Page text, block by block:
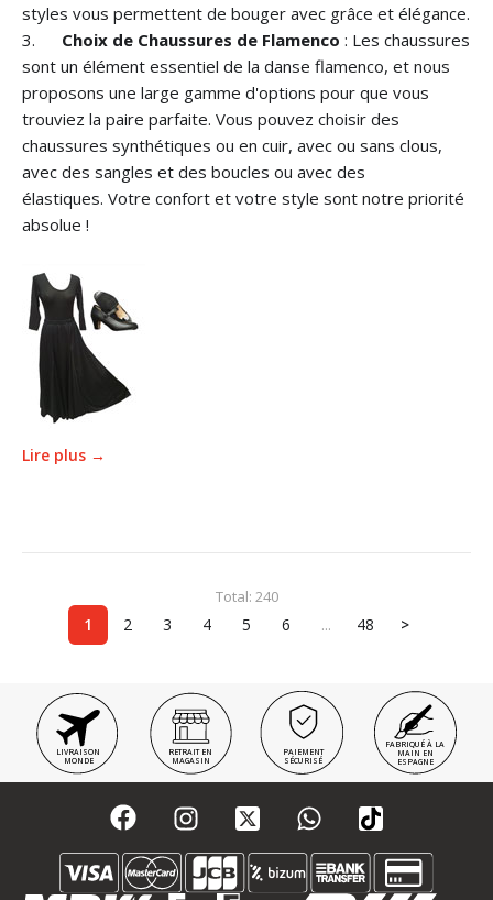
styles vous permettent de bouger avec grâce et élégance.
3.
Choix de Chaussures de Flamenco : Les chaussures
sont un élément essentiel de la danse flamenco, et nous
proposons une large gamme d'options pour que vous
trouviez la paire parfaite. Vous pouvez choisir des
chaussures synthétiques ou en cuir, avec ou sans clous,
avec des sangles et des boucles ou avec des
élastiques. Votre confort et votre style sont notre priorité
absolue !
Lire plus →
Total: 240
1 2 3 4 5 6 ... 48 >
LIVRAISON
MONDE
RETRAIT EN
MAGASIN
PAIEMENT
SÉCURISÉ
FABRIQUÉ À LA
MAIN EN
ESPAGNE